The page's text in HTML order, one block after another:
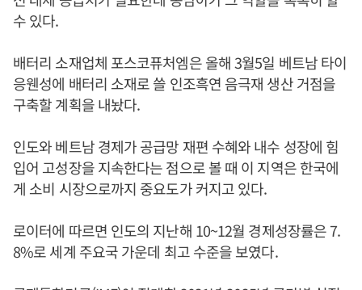
수 있다.
배터리 소재업체 포스코퓨처엠은 올해 3월5일 베트남 타이
응웬성에 배터리 소재로 쓸 인조흑연 음극재 생산 거점을
구축할 계획을 내놨다.
인도와 베트남 경제가 공급망 재편 수혜와 내수 성장에 힘
입어 고성장을 지속한다는 점으로 볼 때 이 지역은 한국에
게 소비 시장으로까지 중요도가 커지고 있다.
로이터에 따르면 인도의 지난해 10~12월 경제성장률은 7.
8%로 세계 주요국 가운데 최고 수준을 보였다.